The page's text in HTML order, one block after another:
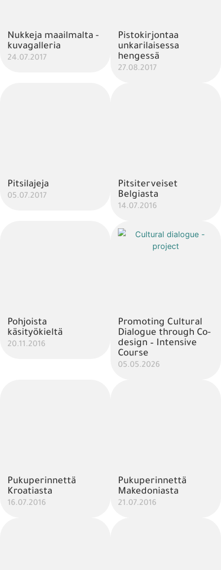
Nukkeja maailmalta -
kuvagalleria
24.07.2017
Pistokirjontaa
unkarilaisessa
hengessä
27.08.2017
Pitsilajeja
05.07.2017
Pitsiterveiset
Belgiasta
14.07.2016
Pohjoista
käsityökieltä
20.11.2016
Promoting Cultural
Dialogue through Co-
design – Intensive
Course
05.05.2026
Pukuperinnettä
Kroatiasta
16.07.2016
Pukuperinnettä
Makedoniasta
21.07.2016